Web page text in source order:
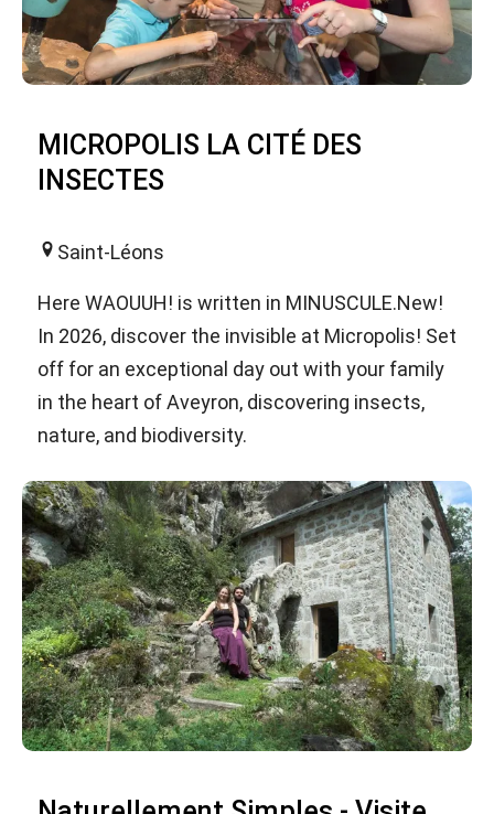
MICROPOLIS LA CITÉ DES
INSECTES
Saint-Léons
Here WAOUUH! is written in MINUSCULE.New!
In 2026, discover the invisible at Micropolis! Set
off for an exceptional day out with your family
in the heart of Aveyron, discovering insects,
nature, and biodiversity.